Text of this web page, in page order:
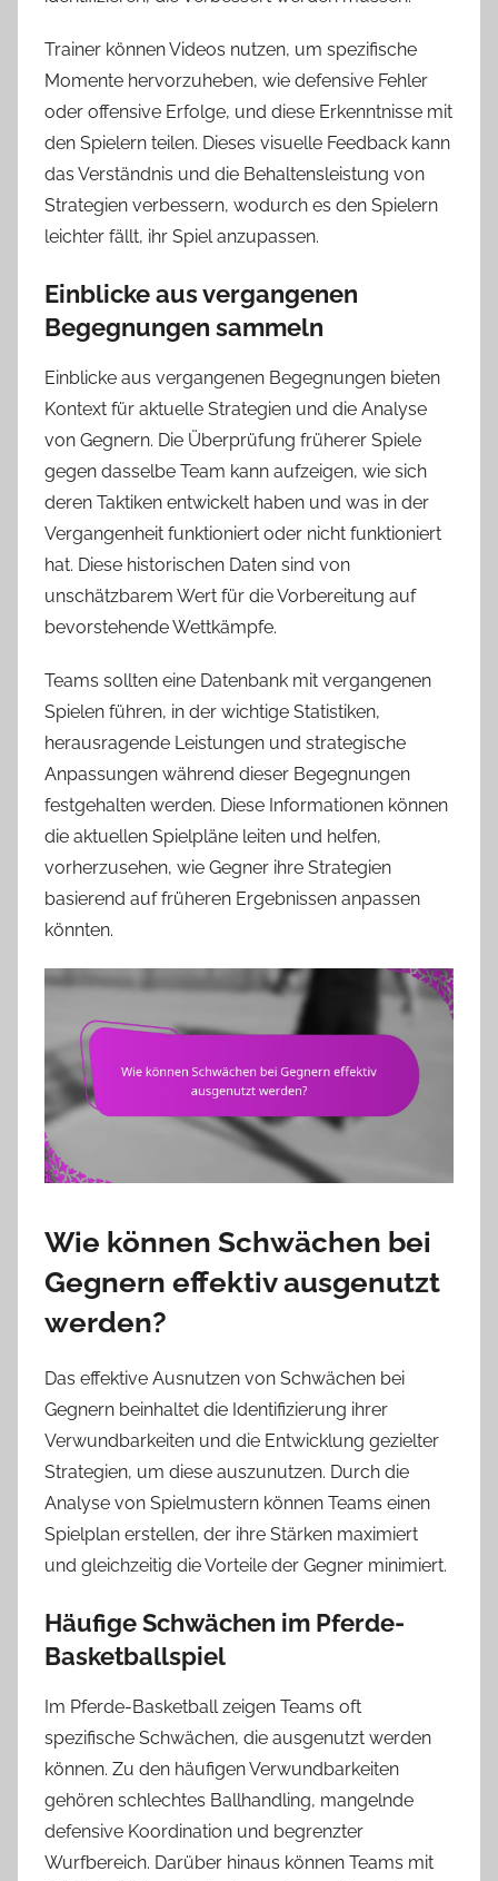
Trainer können Videos nutzen, um spezifische
Momente hervorzuheben, wie defensive Fehler
oder offensive Erfolge, und diese Erkenntnisse mit
den Spielern teilen. Dieses visuelle Feedback kann
das Verständnis und die Behaltensleistung von
Strategien verbessern, wodurch es den Spielern
leichter fällt, ihr Spiel anzupassen.
Einblicke aus vergangenen
Begegnungen sammeln
Einblicke aus vergangenen Begegnungen bieten
Kontext für aktuelle Strategien und die Analyse
von Gegnern. Die Überprüfung früherer Spiele
gegen dasselbe Team kann aufzeigen, wie sich
deren Taktiken entwickelt haben und was in der
Vergangenheit funktioniert oder nicht funktioniert
hat. Diese historischen Daten sind von
unschätzbarem Wert für die Vorbereitung auf
bevorstehende Wettkämpfe.
Teams sollten eine Datenbank mit vergangenen
Spielen führen, in der wichtige Statistiken,
herausragende Leistungen und strategische
Anpassungen während dieser Begegnungen
festgehalten werden. Diese Informationen können
die aktuellen Spielpläne leiten und helfen,
vorherzusehen, wie Gegner ihre Strategien
basierend auf früheren Ergebnissen anpassen
könnten.
Wie können Schwächen bei
Gegnern effektiv ausgenutzt
werden?
Das effektive Ausnutzen von Schwächen bei
Gegnern beinhaltet die Identifizierung ihrer
Verwundbarkeiten und die Entwicklung gezielter
Strategien, um diese auszunutzen. Durch die
Analyse von Spielmustern können Teams einen
Spielplan erstellen, der ihre Stärken maximiert
und gleichzeitig die Vorteile der Gegner minimiert.
Häufige Schwächen im Pferde-
Basketballspiel
Im Pferde-Basketball zeigen Teams oft
spezifische Schwächen, die ausgenutzt werden
können. Zu den häufigen Verwundbarkeiten
gehören schlechtes Ballhandling, mangelnde
defensive Koordination und begrenzter
Wurfbereich. Darüber hinaus können Teams mit